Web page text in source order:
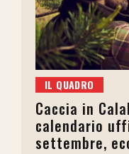
IL QUADRO
Caccia in
calendario
settembre,